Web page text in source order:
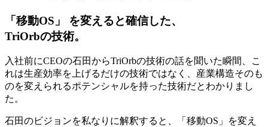
「移動OS」 を変えると確信した、
TriOrbの技術。
入社前にCEOの石田からTriOrbの技術の話を聞いた瞬間、こ
れは生産効率を上げるだけの技術ではなく、産業構造そのも
のを変えられるポテンシャルを持った技術だとわかりまし
た。
石田のビジョンを私なりに解釈すると、「移動OS」を変え